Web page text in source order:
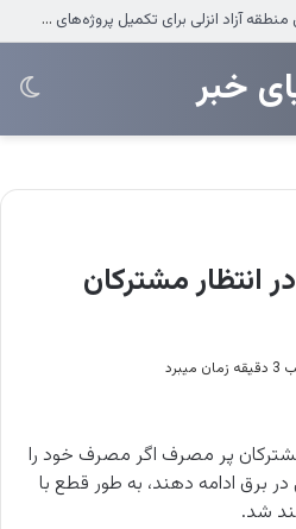
ضرب‌الاجل مدیرعامل سازمان منطقه آزاد انزلی برای تکمیل پروژه‌های عمرانی
خبر
مشترکان
پر مصرف اگر مصرف خود را
برق ادامه دهند، به طور قطع با
شد.